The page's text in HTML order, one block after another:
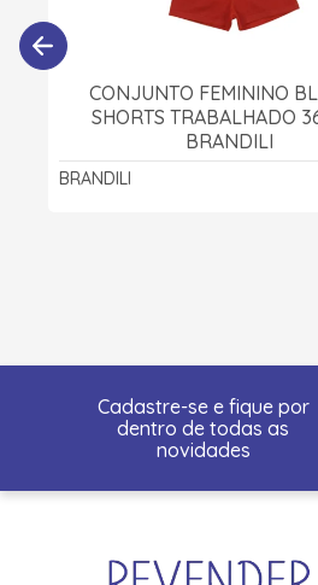
CONJUNTO FEMININO
SHORTS TRABALHADO
BRANDILI
BRANDILI
Cadastre-se e fique por
dentro de todas as
novidades